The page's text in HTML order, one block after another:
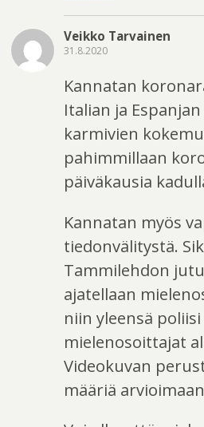
Veikko Tarvainen
31.8.2020
Kannatan
Italian ja
karmivien
pahimmillaan
päiväkausia
Kannatan myös
tiedonvälitystä.
Tammilehdon
ajatellaan
niin yleensä
mielenosoittajat
Videokuvan
määriä